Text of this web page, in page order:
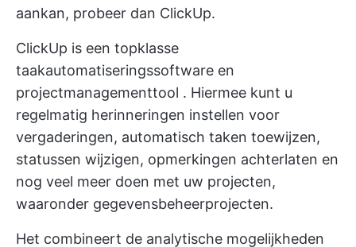
aankan, probeer dan ClickUp.
ClickUp is een topklasse
taakautomatiseringssoftware en
projectmanagementtool . Hiermee kunt u
regelmatig herinneringen instellen voor
vergaderingen, automatisch taken toewijzen,
statussen wijzigen, opmerkingen achterlaten en
nog veel meer doen met uw projecten,
waaronder gegevensbeheerprojecten.
Het combineert de analytische mogelijkheden